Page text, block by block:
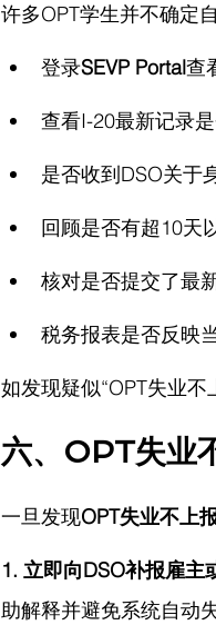
许多OPT学生并不确定
登录SEVP Portal查
查看I-20最新记录
是否收到DSO关于
回顾是否有超10天
核对是否提交了最
税务报表是否反映
如发现疑似“OPT失业不
六、OPT失业
一旦发现OPT失业不上
1. 立即向DSO补报雇主
助解释并避免系统自动失